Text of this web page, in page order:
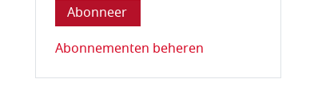
Abonnementen beheren